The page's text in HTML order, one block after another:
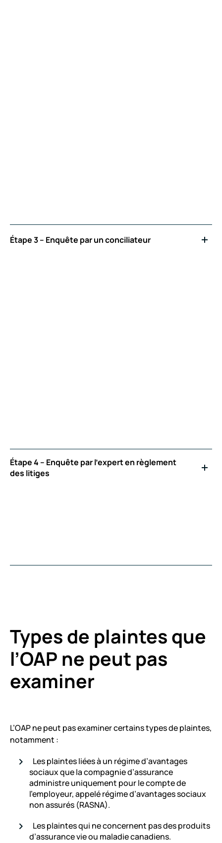
Étape 3 – Enquête par un conciliateur
Étape 4 – Enquête par l'expert en règlement
des litiges
Types de plaintes que
l’OAP ne peut pas
examiner
L’OAP ne peut pas examiner certains types de plaintes,
notamment :
Les plaintes liées à un régime d’avantages
sociaux que la compagnie d’assurance
administre uniquement pour le compte de
l’employeur, appelé régime d’avantages sociaux
non assurés (RASNA).
Les plaintes qui ne concernent pas des produits
d’assurance vie ou maladie canadiens.